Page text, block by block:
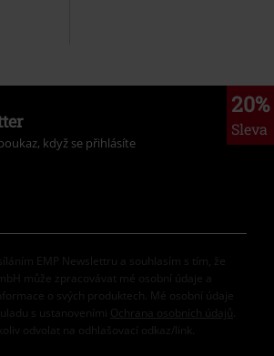
20%
Sleva
když se přihlásíte
EMP Newslettru a souhlasím s tím, že
může zpracovávat mé osobní údaje a
o svých produktech. Mé osobní údaje
s ustanoveními
Ochrana osobních údajů
odvolat na odhlašovací odkaz/link.